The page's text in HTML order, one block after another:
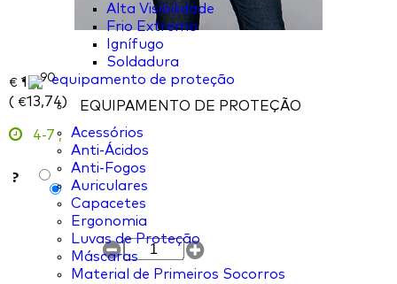
Alta Visibilidade
Frio Extremo
Ignífugo
Soldadura
equipamento de proteção
EQUIPAMENTO DE PROTEÇÃO
Acessórios
Anti-Ácidos
Anti-Fogos
Auriculares
Capacetes
Ergonomia
Luvas de Proteção
Máscaras
Material de Primeiros Socorros
€ 16,90
( €13,74)
4-7,
?